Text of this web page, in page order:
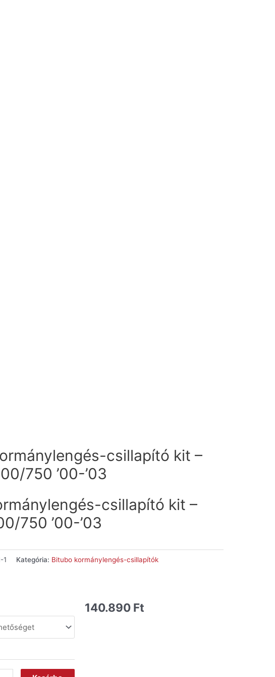
csillapító kit –
750 ’00-’03
csillapító kit –
750 ’00-’03
1 Kategória: Bitubo kormánylengés-csillapítók
140.890 Ft